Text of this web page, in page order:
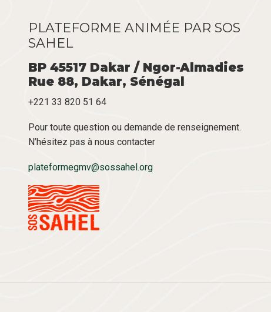
PLATEFORME ANIMÉE PAR SOS
SAHEL
BP 45517 Dakar / Ngor-Almadies
Rue 88, Dakar, Sénégal
+221 33 820 51 64
Pour toute question ou demande de renseignement.
N’hésitez pas à nous contacter
plateformegmv@sossahel.org